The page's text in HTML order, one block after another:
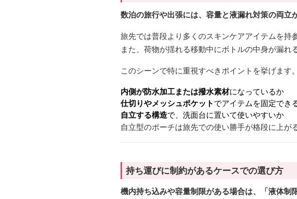
数泊の旅行や出張には、容量と液漏れ対策の両立
旅先では普段より多くのスキンケアアイテムを持
また、荷物が揺れる移動中にボトルの中身が漏れ
このシーンで特に重視すべきポイントを挙げます。
内側が防水加工または撥水素材になっているか
仕切りやメッシュポケットでアイテムを固定でき
自立する構造で、洗面台に置いて使いやすいか
自立型のポーチは旅先での使い勝手が格段に上が
持ち運びに制約があるケースでの選び方
機内持ち込みや容量制限がある場合は、「液体制